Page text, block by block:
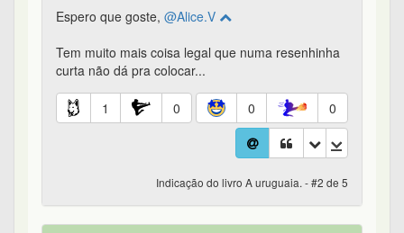
Espero que goste, @Alice.V
Tem muito mais coisa legal que numa resenhinha
curta não dá pra colocar...
1 0 0 0
Indicação do livro A uruguaia. - #2 de 5